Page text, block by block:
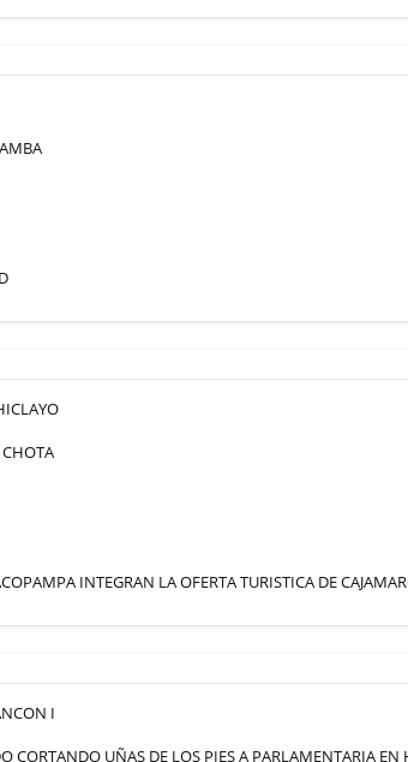
INTEGRAN LA OFERTA TURISTICA DE
I
CORTANDO UÑAS DE LOS PIES A PARLAMENTARIA